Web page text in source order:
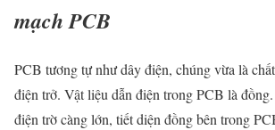
mạch PCB
PCB tương tự như dây điện, chúng vừa là
điện trở. Vật liệu dẫn điện trong PCB là
điện trờ càng lớn, tiết diện đồng bên trong